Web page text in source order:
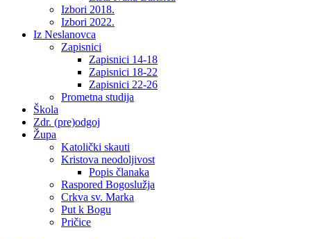
Izbori 2018.
Izbori 2022.
Iz Neslanovca
Zapisnici
Zapisnici 14-18
Zapisnici 18-22
Zapisnici 22-26
Prometna studija
Škola
Zdr. (pre)odgoj
Župa
Katolički skauti
Kristova neodoljivost
Popis članaka
Raspored Bogoslužja
Crkva sv. Marka
Put k Bogu
Pričice